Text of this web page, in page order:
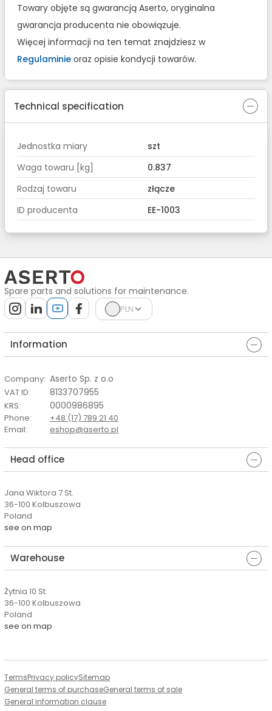
Towary objęte są gwarancją Aserto, oryginalna
gwarancja producenta nie obowiązuje.
Więcej informacji na ten temat znajdziesz w
Regulaminie oraz opisie kondycji towarów.
Technical specification
Jednostka miary
szt
Waga towaru [kg]
0.837
Rodzaj towaru
złącze
ID producenta
EE-1003
Spare parts and solutions for maintenance.
PLN
Information
Company: Aserto Sp. z o.o
VAT ID: 8133707955
KRS: 0000986895
Phone:
+48 (17) 789 21 40
Email: eshop@aserto.pl
Head office
Jana Wiktora 7 St.
36-100 Kolbuszowa
Poland
see on map
Warehouse
Żytnia 10 St.
36-100 Kolbuszowa
Poland
see on map
TermsPrivacy policySitemap
General terms of purchaseGeneral terms of sale
General information clause